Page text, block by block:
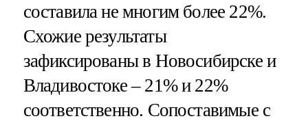
составила не многим более 22%.
Схожие результаты
зафиксированы в Новосибирске и
Владивостоке – 21% и 22%
соответственно. Сопоставимые с